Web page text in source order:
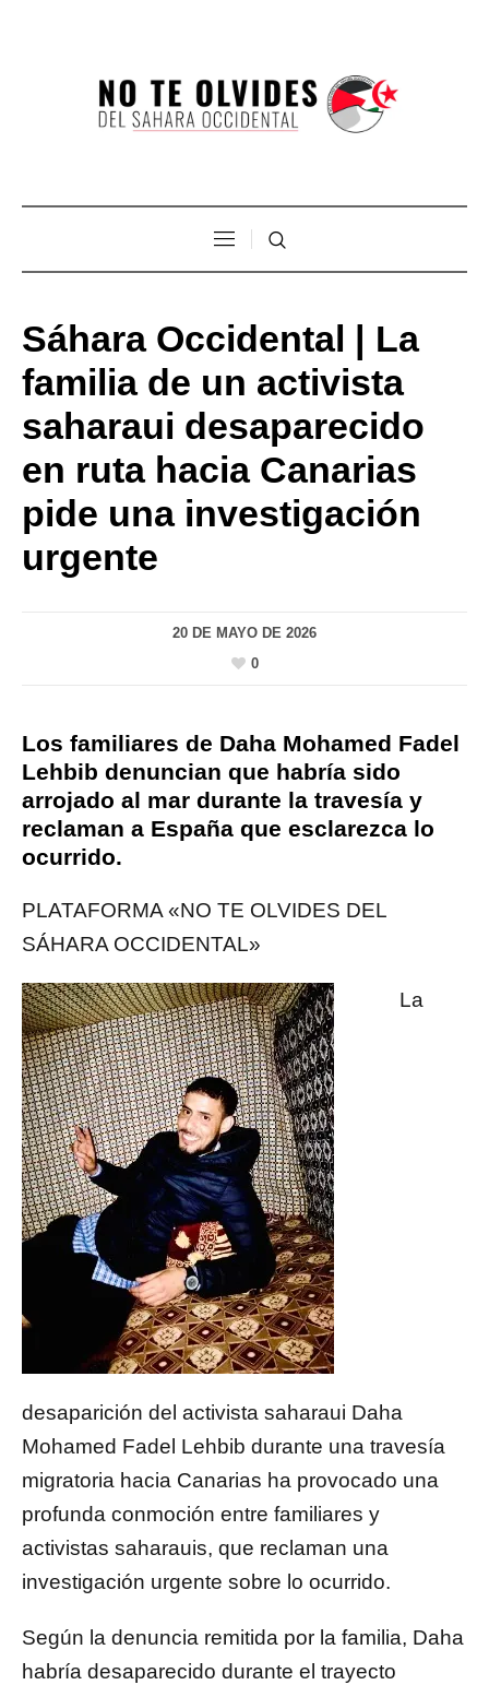
Sáhara Occidental | La
familia de un activista
saharaui desaparecido
en ruta hacia Canarias
pide una investigación
urgente
20 DE MAYO DE 2026
0
Los familiares de Daha Mohamed Fadel
Lehbib denuncian que habría sido
arrojado al mar durante la travesía y
reclaman a España que esclarezca lo
ocurrido.
PLATAFORMA «NO TE OLVIDES DEL
SÁHARA OCCIDENTAL»
La
desaparición del activista saharaui Daha
Mohamed Fadel Lehbib durante una travesía
migratoria hacia Canarias ha provocado una
profunda conmoción entre familiares y
activistas saharauis, que reclaman una
investigación urgente sobre lo ocurrido.
Según la denuncia remitida por la familia, Daha
habría desaparecido durante el trayecto